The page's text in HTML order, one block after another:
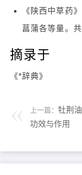
《陕西中草药
菖蒲各等量。
摘录于
《*辞典》
上一篇： 牡荆
功效与作用